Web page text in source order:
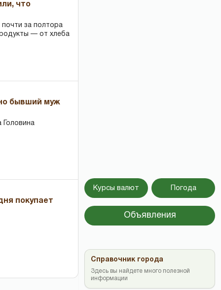
что
почти за полтора
— от хлеба
бывший муж
покупает
Курсы валют Погода
Объявления
Справочник города
Здесь вы найдете много полезной
информации